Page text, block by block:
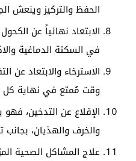
الحفظ والتركيز وينعش
الابتعاد نهائياً عن
في السكتة الدماغية
الاسترخاء والابتعاد
وقت مُمتع في نهاية
الإقلاع عن التدخين،
والخرف والهذيان، بجانب
علاج المشاكل الصحية